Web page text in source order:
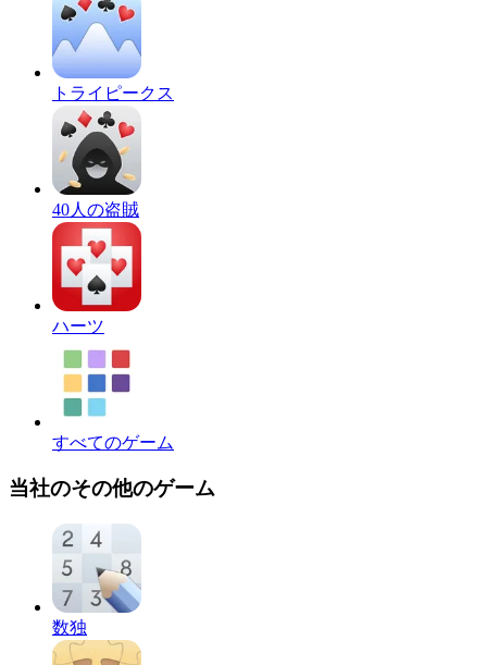
トライピークス
40人の盗賊
ハーツ
すべてのゲーム
当社のその他のゲーム
数独